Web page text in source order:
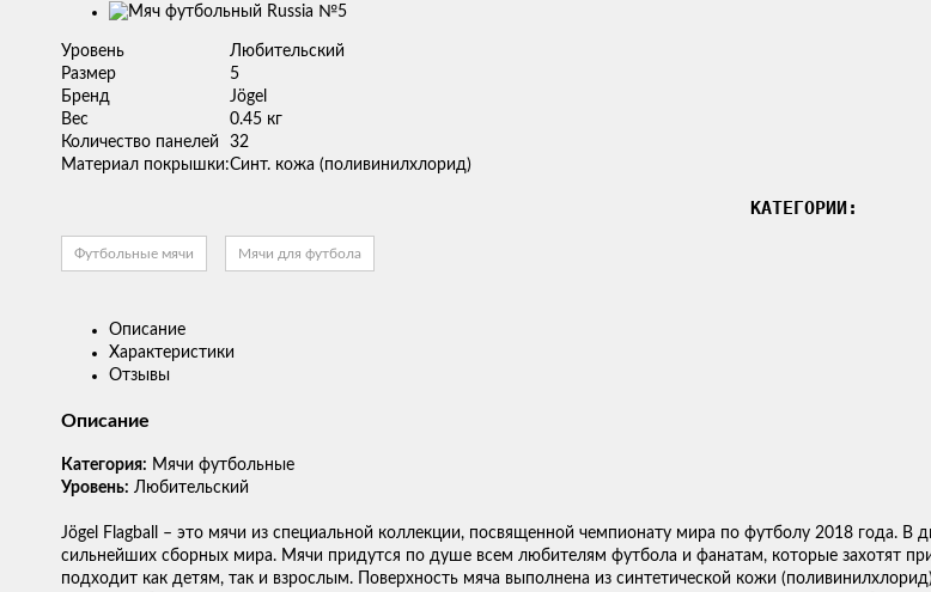
Изображение
товара
Уровень
Любительский
Размер
5
Бренд
Jögel
Вес
0.45 кг
Количество панелей
32
Материал покрышки:Синт. кожа (поливинилхлорид)
КАТЕГОРИИ:
Футбольные мячи Мячи для футбола
Описание
Характеристики
Отзывы
Описание
Категория: Мячи футбольные
Уровень: Любительский
Jögel Flagball – это мячи из специальной коллекции, посвященной чемпионату мира по футболу 2018 года.
сильнейших сборных мира. Мячи придутся по душе всем любителям футбола и фанатам, которые захотят
подходит как детям, так и взрослым. Поверхность мяча выполнена из синтетической кожи